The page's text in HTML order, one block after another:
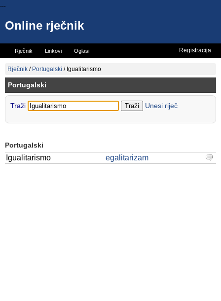
...
Online rječnik
Rječnik Linkovi Oglasi
Vicevi
Registracija
Rječnik / Portugalski / Igualitarismo
Portugalski
Traži Unesi riječ
Portugalski
Igualitarismo egalitarizam